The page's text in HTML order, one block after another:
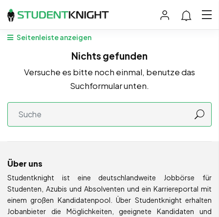
Seitenleiste anzeigen
Nichts gefunden
Versuche es bitte noch einmal, benutze das
Suchformular unten.
Über uns
Studentknight ist eine deutschlandweite Jobbörse für
Studenten, Azubis und Absolventen und ein Karriereportal mit
einem großen Kandidatenpool. Über Studentknight erhalten
Jobanbieter die Möglichkeiten, geeignete Kandidaten und